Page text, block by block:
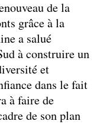
de la
grâce à la
a salué
à construire un
et
dans le fait
à faire de
de son plan